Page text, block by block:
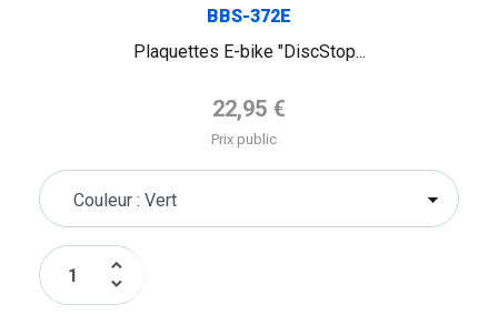
BBS-372E
Plaquettes E-bike "DiscStop...
Prix de base
22,95 €
Prix public
keyboard_arrow_up
keyboard_arrow_down